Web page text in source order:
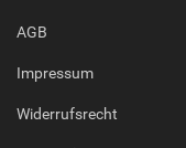
AGB
Impressum
Widerrufsrecht